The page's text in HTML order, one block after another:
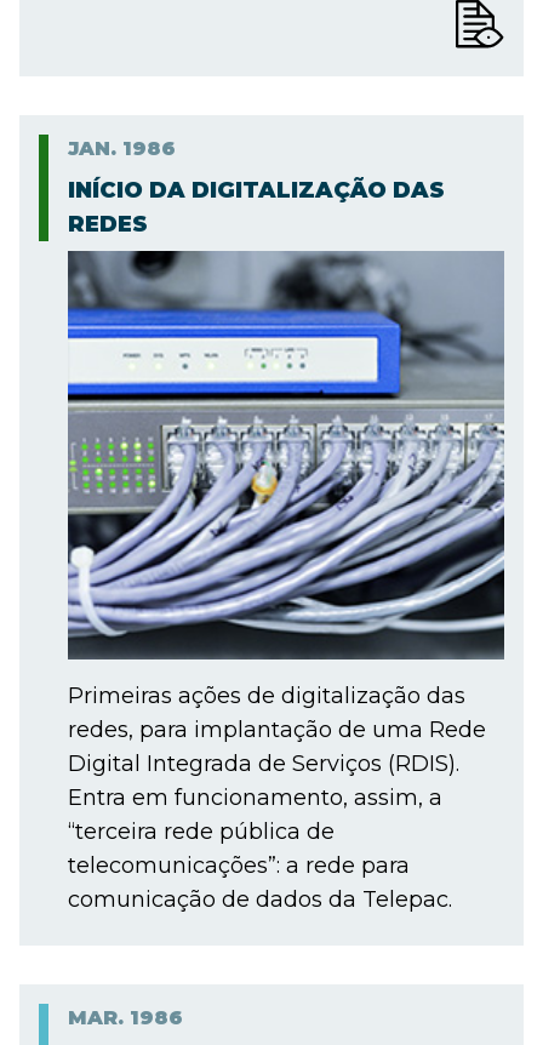
JAN. 1986
INÍCIO DA DIGITALIZAÇÃO DAS
REDES
Primeiras ações de digitalização das
redes, para implantação de uma Rede
Digital Integrada de Serviços (RDIS).
Entra em funcionamento, assim, a
“terceira rede pública de
telecomunicações”: a rede para
comunicação de dados da Telepac.
MAR. 1986